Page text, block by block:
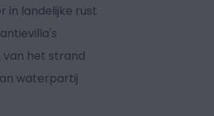
in landelijke rust
van het strand
waterpartij